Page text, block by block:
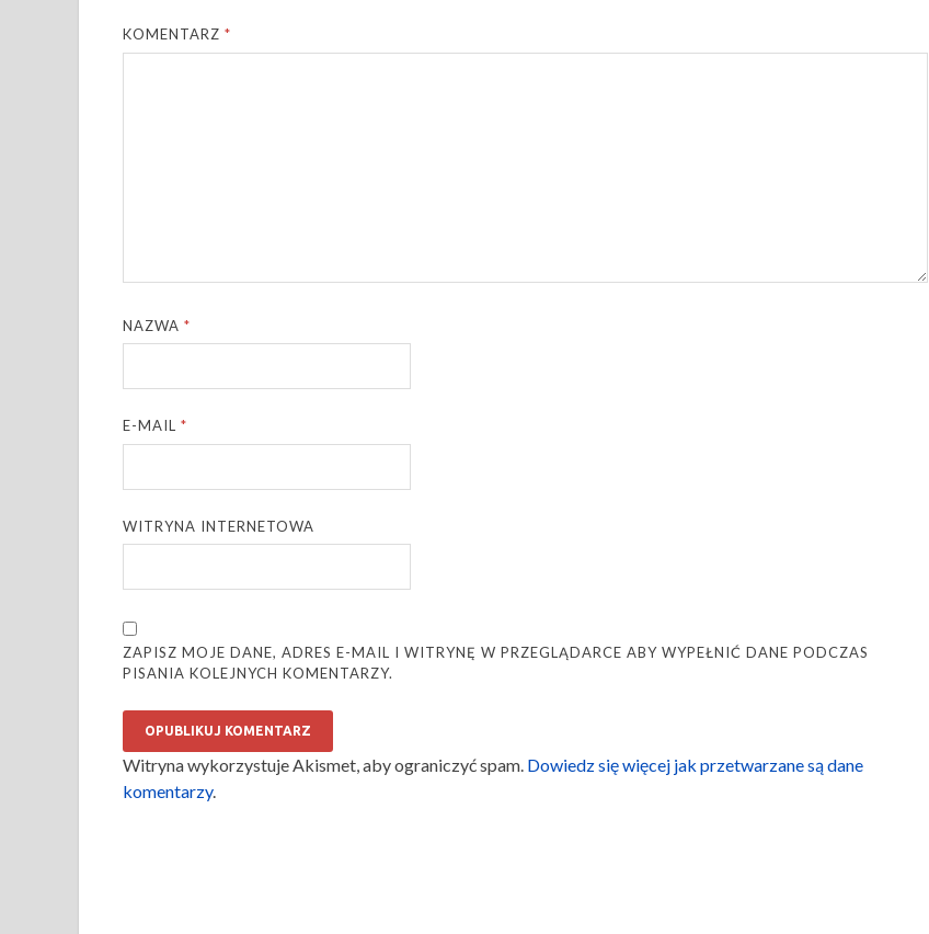
KOMENTARZ*
NAZWA*
E-MAIL*
WITRYNA INTERNETOWA
ZAPISZ MOJE DANE, ADRES E-MAIL I WITRYNĘ W PRZEGLĄDARCE ABY WYPEŁNIĆ DANE PODCZAS
PISANIA KOLEJNYCH KOMENTARZY.
Witryna wykorzystuje Akismet, aby ograniczyć spam. Dowiedz się więcej jak przetwarzane są dane
komentarzy.